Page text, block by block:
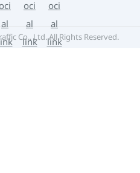
Co., Ltd. All Rights Reserved.